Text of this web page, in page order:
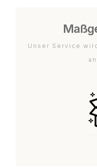
Unser Service